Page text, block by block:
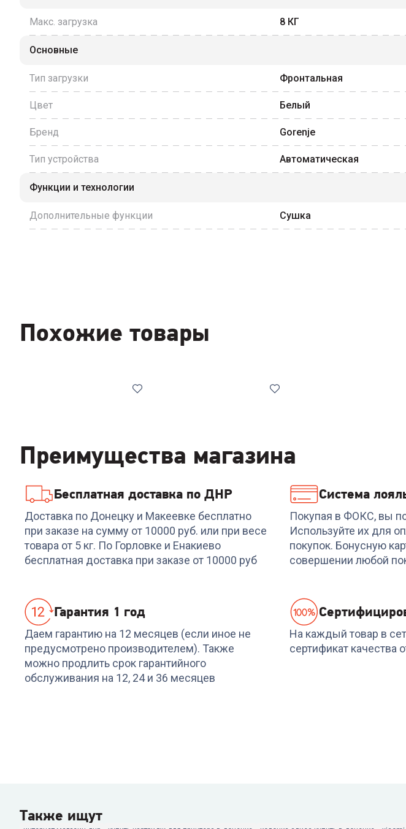
Макс. загрузка 8 КГ
Основные
Тип загрузки Фронтальная
Цвет Белый
Бренд Gorenje
Тип устройства Автоматическая
Функции и технологии
Дополнительные функции Сушка
Похожие товары
Код:00-00013557
Стиральная машина LG
F2V5HS9B
48 499₽
Код: 00-00013772
Стиральная машина LG
F1296TD4
+1 499бонусов
Код:6771871
Стиральная машина
HAIER RTXS
07
+1 439бонусов
47 999
Преимущества магазина
Бесплатная доставка по ДНР
Доставка по Донецку и Макеевке бесплатно
при заказе на сумму от 10000 руб. или при весе
товара от 5 кг. По Горловке и Енакиево
бесплатная доставка при заказе от 10000 руб
Система
Покупая в ФОКС, вы
Используйте их для
покупок. Бонусную
совершении любой
Гарантия 1 год
Даем гарантию на 12 месяцев (если иное не
предусмотрено производителем). Также
можно продлить срок гарантийного
обслуживания на 12, 24 и 36 месяцев
На каждый товар в
сертификат качества
Также ищут